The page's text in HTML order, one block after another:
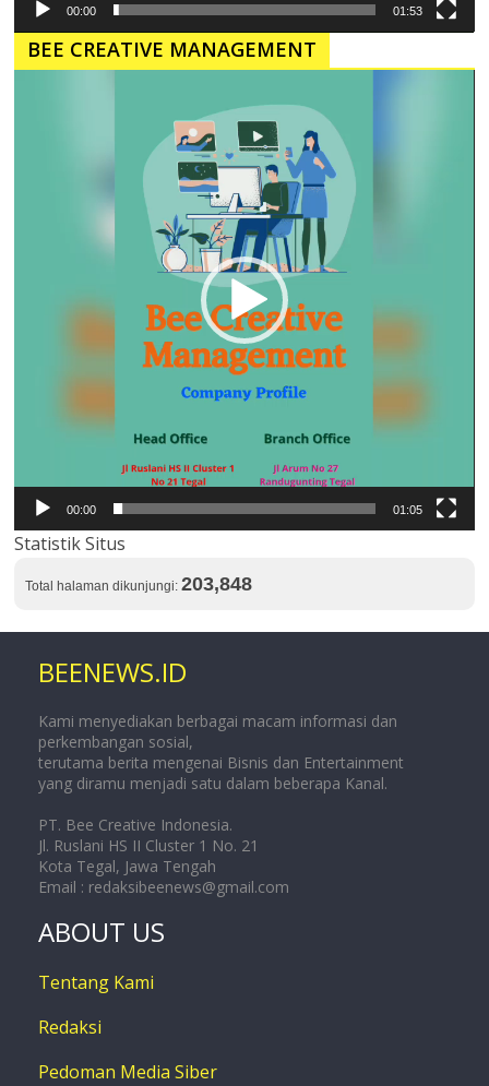
00:00 01:53
BEE CREATIVE MANAGEMENT
00:00 01:05
Statistik Situs
Total halaman dikunjungi:203,848
BEENEWS.ID
Kami menyediakan berbagai macam informasi dan
perkembangan sosial,
terutama berita mengenai Bisnis dan Entertainment
yang diramu menjadi satu dalam beberapa Kanal.
PT. Bee Creative Indonesia.
Jl. Ruslani HS II Cluster 1 No. 21
Kota Tegal, Jawa Tengah
Email : redaksibeenews@gmail.com
ABOUT US
Tentang Kami
Redaksi
Pedoman Media Siber